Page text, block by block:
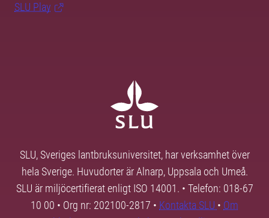
SLU Play
SLU, Sveriges lantbruksuniversitet, har verksamhet över
hela Sverige. Huvudorter är Alnarp, Uppsala och Umeå.
SLU är miljöcertifierat enligt ISO 14001. • Telefon: 018-67
10 00 • Org nr: 202100-2817 • Kontakta SLU • Om